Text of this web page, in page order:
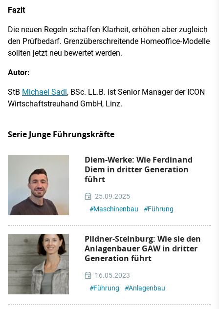
Fazit
Die neuen Regeln schaffen Klarheit, erhöhen aber zugleich
den Prüfbedarf. Grenzüberschreitende Homeoffice‑Modelle
sollten jetzt neu bewertet werden.
Autor:
StB Michael Sadl, BSc. LL.B. ist Senior Manager der ICON
Wirtschaftstreuhand GmbH, Linz.
Serie Junge Führungskräfte
Diem-Werke: Wie Ferdinand
Diem in dritter Generation
führt
25.09.2025
#Maschinenbau #Führung
Pildner-Steinburg: Wie sie den
Anlagenbauer GAW in dritter
Generation führt
16.05.2023
#Führung #Anlagenbau